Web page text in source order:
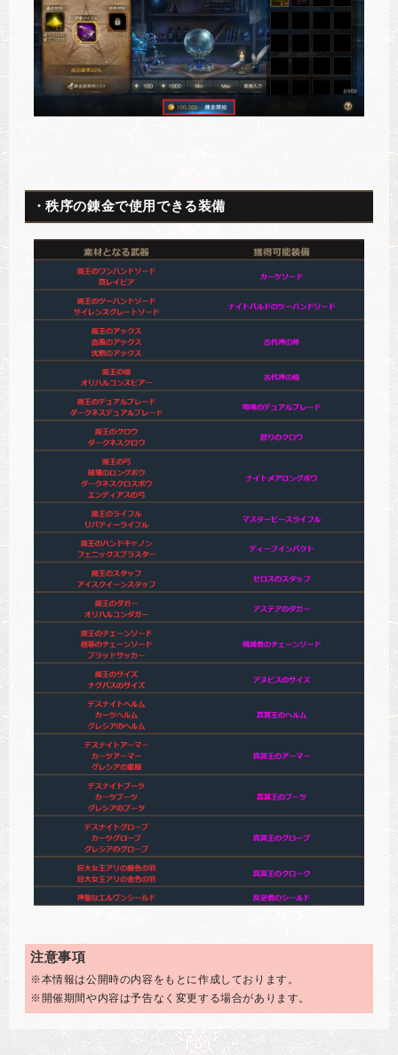
・秩序の錬金で使用できる装備
注意事項
※本情報は公開時の内容をもとに作成しております。
※開催期間や内容は予告なく変更する場合があります。